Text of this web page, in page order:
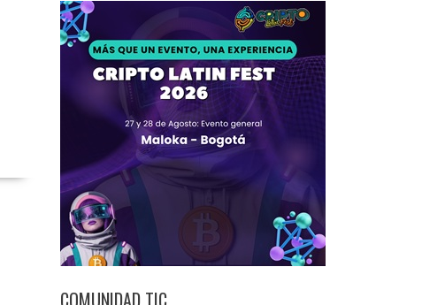
COMUNIDAD TIC